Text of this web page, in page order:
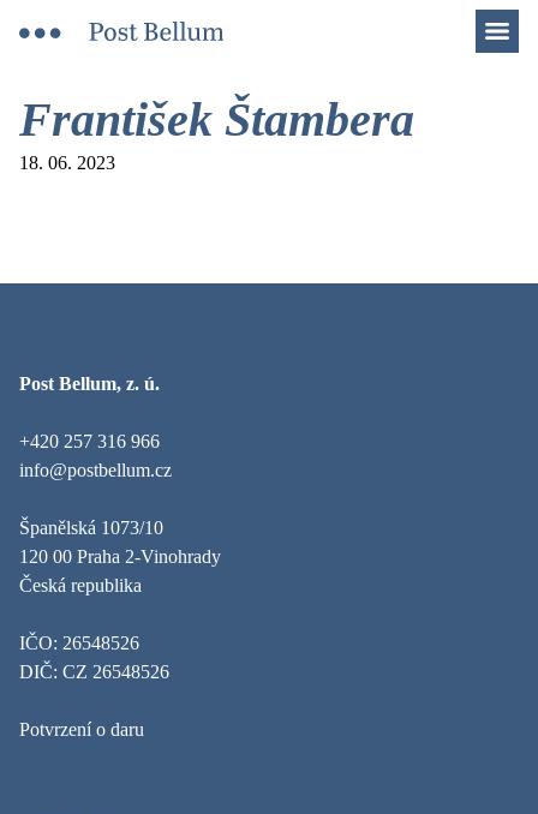
František Štambera
18. 06. 2023
Post Bellum, z. ú.
+420 257 316 966
info@postbellum.cz
Španělská 1073/10
120 00 Praha 2-Vinohrady
Česká republika
IČO: 26548526
DIČ: CZ 26548526
Potvrzení o daru